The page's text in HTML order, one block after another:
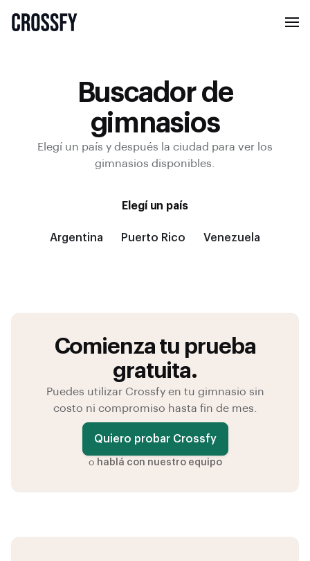
Buscador de
gimnasios
Elegí un país y después la ciudad para ver los
gimnasios disponibles.
Elegí un país
Argentina Puerto Rico Venezuela
Comienza tu prueba
gratuita.
Puedes utilizar Crossfy en tu gimnasio sin
costo ni compromiso hasta fin de mes.
Quiero probar Crossfy
o hablá con nuestro equipo